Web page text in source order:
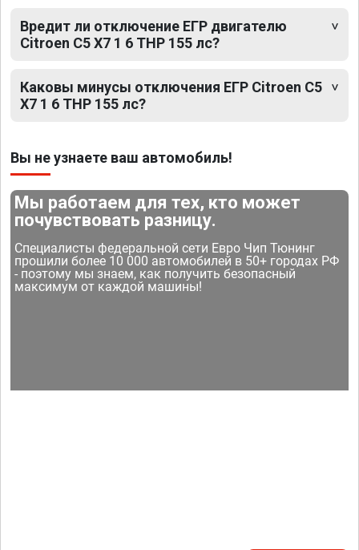
Вредит ли отключение ЕГР двигателю
Citroen C5 X7 1 6 THP 155 лс?
Каковы минусы отключения ЕГР Citroen C5
X7 1 6 THP 155 лс?
Вы не узнаете ваш автомобиль!
Мы работаем для тех, кто может
почувствовать разницу.
Специалисты федеральной сети Евро Чип Тюнинг
прошили более 10 000 автомобилей в 50+ городах РФ
- поэтому мы знаем, как получить безопасный
максимум от каждой машины!